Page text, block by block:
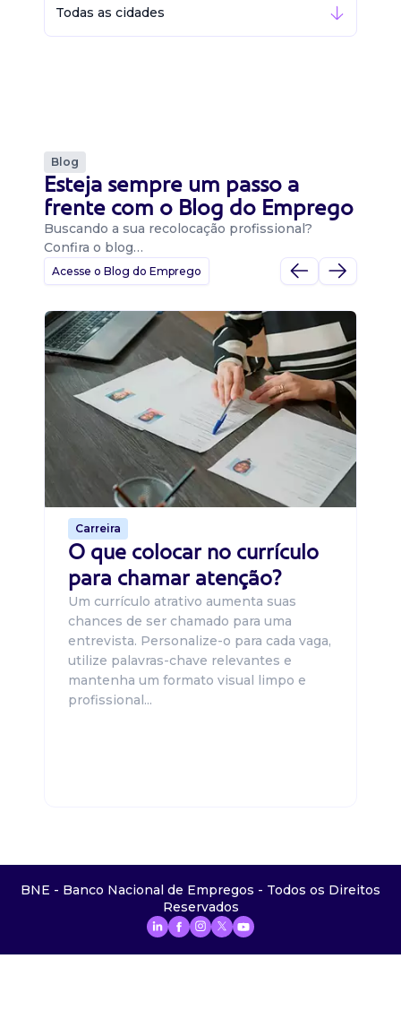
Todas as cidades
Blog
Esteja sempre um passo a
frente com o Blog do Emprego
Buscando a sua recolocação profissional?
Confira o blog…
Acesse o Blog do Emprego
Carreira
O que colocar no currículo
para chamar atenção?
Um currículo atrativo aumenta suas
chances de ser chamado para uma
entrevista. Personalize-o para cada vaga,
utilize palavras-chave relevantes e
mantenha um formato visual limpo e
profissional...
BNE - Banco Nacional de Empregos - Todos os Direitos
Reservados